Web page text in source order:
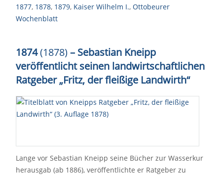
1877, 1878, 1879, Kaiser Wilhelm I., Ottobeurer
Wochenblatt
1874(1878)– Sebastian Kneipp
veröffentlicht seinen landwirtschaftlichen
Ratgeber „Fritz, der fleißige Landwirth“
Lange vor Sebastian Kneipp seine Bücher zur Wasserkur
herausgab (ab 1886), veröffentlichte er Ratgeber zu